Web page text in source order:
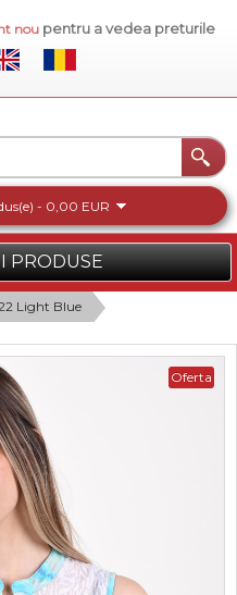
nou pentru a vedea preturile
- 0,00 EUR
PRODUSE
Light Blue
Oferta